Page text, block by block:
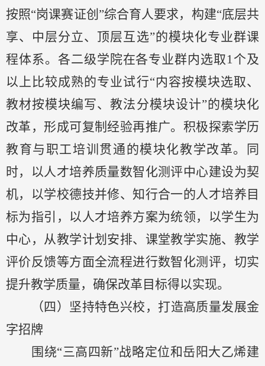
按照“岗课赛证创”综合育人要求，构建“底层共
享、中层分立、顶层互选”的模块化专业群课
程体系。各二级学院在各专业群内选取1个及
以上比较成熟的专业试行“内容按模块选取、
教材按模块编写、教法分模块设计”的模块化
改革，形成可复制经验再推广。积极探索学历
教育与职工培训贯通的模块化教学改革。
同
时， 以人才培养质量数智化测评中心建设为契
机，以学校德技并修、知行合一的人才培养目
标为指引，以人才培养方案为统领，以学生为
中心，从教学计划安排、课堂教学实施、 教学
评价反馈等方面全流程进行数智化测评，切实
提升教学质量， 确保改革目标得以实现。
（四） 坚持特色兴校，打造高质量发展金
字招牌
围绕“三高四新”战略定位和岳阳大乙烯建